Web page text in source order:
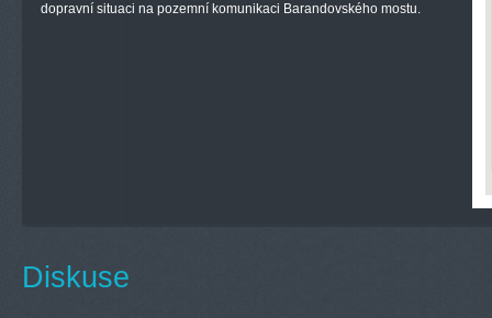
dopravní situaci na pozemní komunikaci Barandovského mostu.
Diskuse